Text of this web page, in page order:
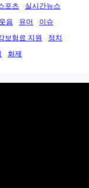
포츠
실시간뉴스
웃음 유머
이슈
보험료 지원
정치
화제